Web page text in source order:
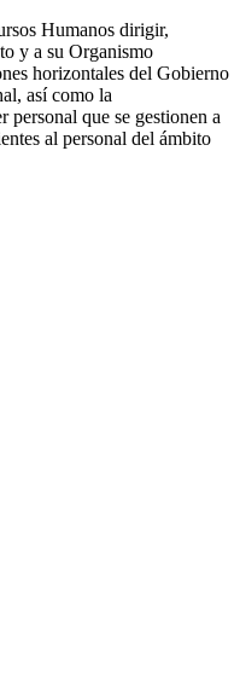
Humanos dirigir,
y a su Organismo
horizontales del Gobierno
así como la
personal que se gestionen a
al personal del ámbito